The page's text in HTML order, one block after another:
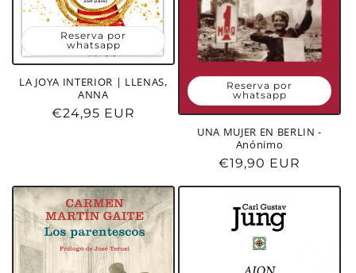
Reserva por
whatsapp
LA JOYA INTERIOR | LLENAS,
ANNA
Precio
€24,95 EUR
Reserva por
whatsapp
UNA MUJER EN BERLIN -
Anónimo
Precio
€19,90 EUR